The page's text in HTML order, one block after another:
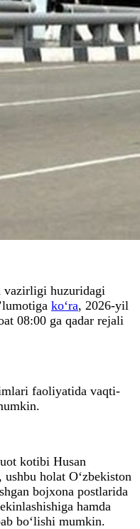
vazirligi huzuridagi
ko‘ra, 2026-yil
08:00 ga qadar rejali
faoliyatida vaqti-
kotibi Husan
, ushbu holat O‘zbekiston
bojxona postlarida
hamda
bo‘lishi mumkin.